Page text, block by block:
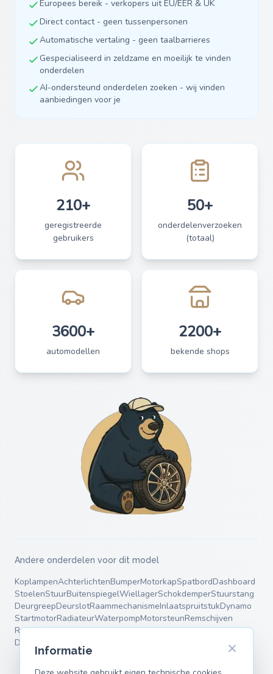
Europees bereik - verkopers uit EU/EER & UK
Direct contact - geen tussenpersonen
Automatische vertaling - geen taalbarrieres
Gespecialiseerd in zeldzame en moeilijk te vinden
onderdelen
AI-ondersteund onderdelen zoeken - wij vinden
aanbiedingen voor je
210+
geregistreerde
gebruikers
50+
onderdelenverzoeken
(totaal)
3600+
automodellen
2200+
bekende shops
Andere onderdelen voor dit model
KoplampenAchterlichtenBumperMotorkapSpatbordDashboard
StoelenStuurBuitenspiegelWiellagerSchokdemperStuurstang
DeurgreepDeurslotRaammechanismeInlaatspruitstukDynamo
StartmotorRadiateurWaterpompMotorsteunRemschijven
RemblokkenRemklauwEinddemperMiddendemperVeren
Draagarmen
Informatie